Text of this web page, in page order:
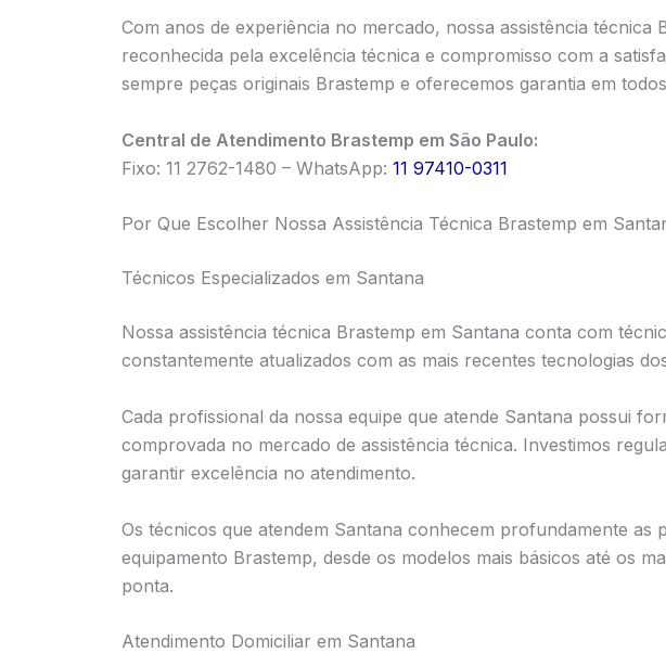
Com anos de experiência no mercado, nossa assistência técnica
reconhecida pela excelência técnica e compromisso com a
sempre peças originais Brastemp e oferecemos garantia em
Central de Atendimento Brastemp em São Paulo:
Fixo: 11 2762-1480 – WhatsApp: 11 97410-0311
Por Que Escolher Nossa Assistência Técnica Brastemp em
Técnicos Especializados em Santana
Nossa assistência técnica Brastemp em Santana conta com
constantemente atualizados com as mais recentes tecnologias
Cada profissional da nossa equipe que atende Santana possui
comprovada no mercado de assistência técnica. Investimos
garantir excelência no atendimento.
Os técnicos que atendem Santana conhecem profundamente as
equipamento Brastemp, desde os modelos mais básicos até os
ponta.
Atendimento Domiciliar em Santana